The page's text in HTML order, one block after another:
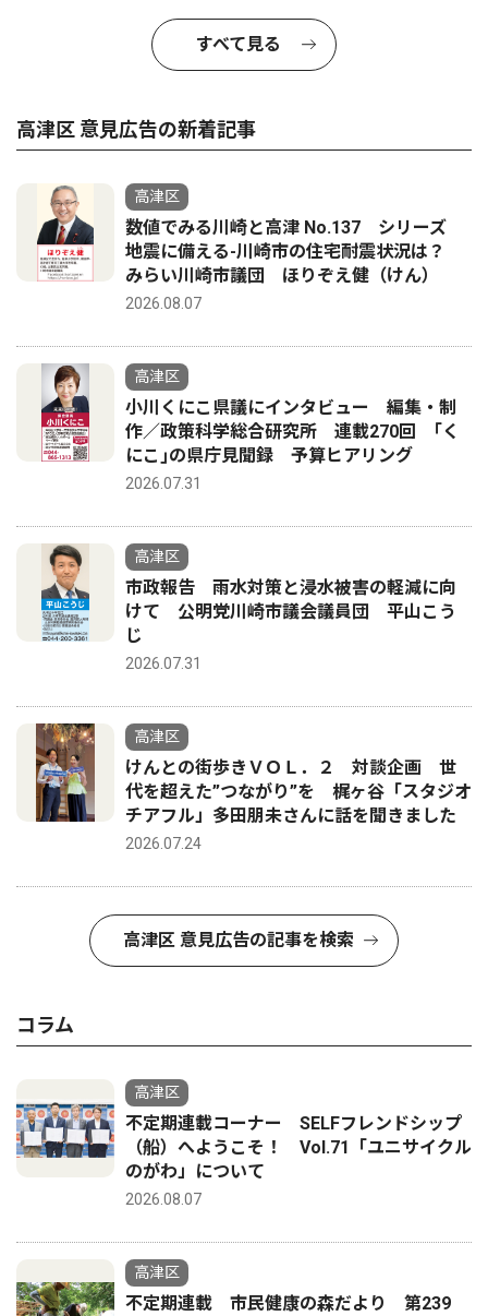
すべて見る
高津区 意見広告の新着記事
高津区
数値でみる川崎と高津 No.137 シリーズ
地震に備える-川崎市の住宅耐震状況は？
みらい川崎市議団 ほりぞえ健（けん）
2026.08.07
高津区
小川くにこ県議にインタビュー 編集・制
作／政策科学総合研究所 連載270回 ｢く
にこ｣の県庁見聞録 予算ヒアリング
2026.07.31
高津区
市政報告 雨水対策と浸水被害の軽減に向
けて 公明党川崎市議会議員団 平山こう
じ
2026.07.31
高津区
けんとの街歩きＶＯＬ．２ 対談企画 世
代を超えた”つながり”を 梶ヶ谷「スタジオ
チアフル」多田朋未さんに話を聞きました
2026.07.24
高津区 意見広告の記事を検索
コラム
高津区
不定期連載コーナー SELFフレンドシップ
（船）へようこそ！ Vol.71「ユニサイクル
のがわ」について
2026.08.07
高津区
不定期連載 市民健康の森だより 第239